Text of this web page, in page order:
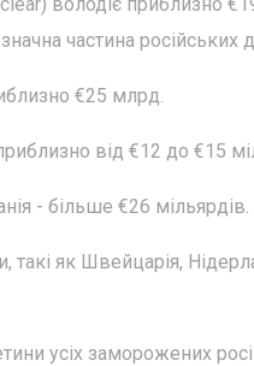
значна частина
€25 млрд.
від €12 до €15
- більше €26 мільярдів.
такі як Швейцарія,
усіх заморожених